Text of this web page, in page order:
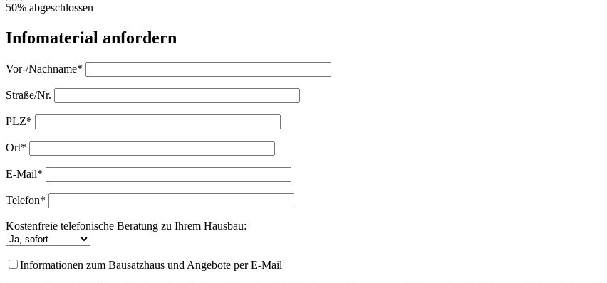
50% abgeschlossen
Infomaterial anfordern
Vor-/Nachname*
Straße/Nr.
PLZ*
Ort*
E-Mail*
Telefon*
Kostenfreie telefonische Beratung zu Ihrem Hausbau:
Informationen zum Bausatzhaus und Angebote per E-Mail